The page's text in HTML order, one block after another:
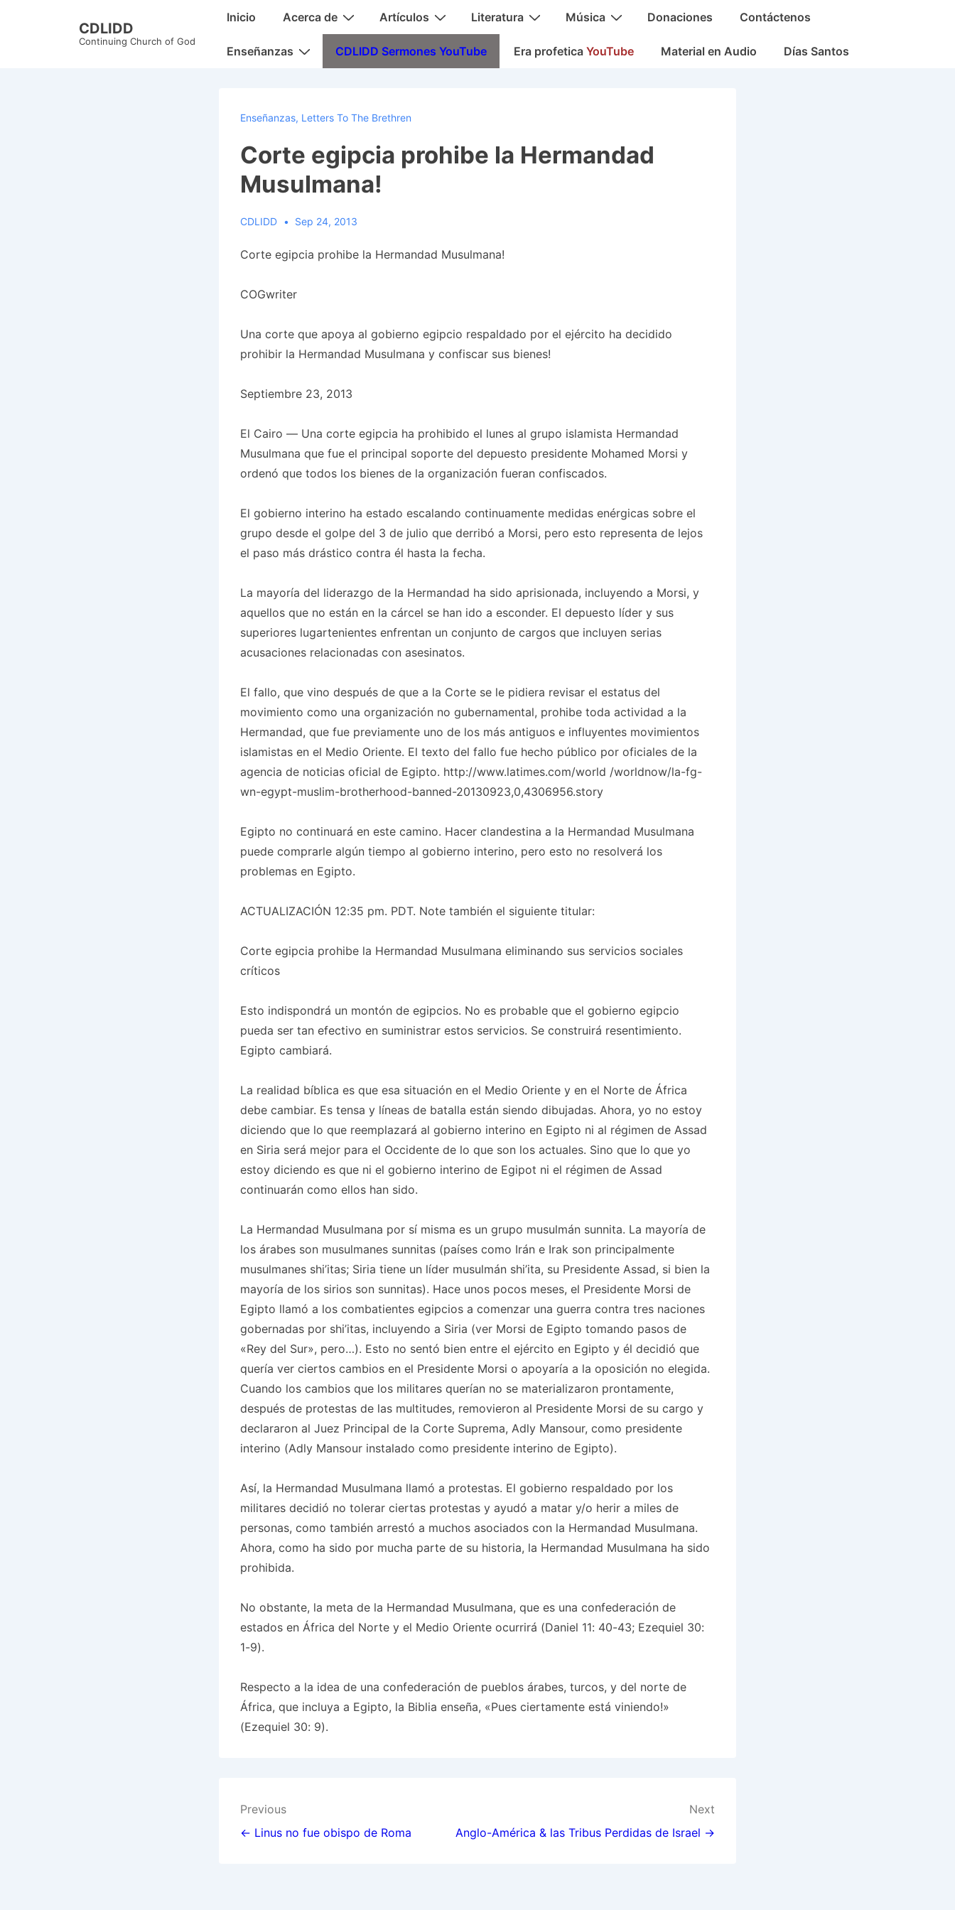
CDLIDD
Continuing Church of God
MainInicio Acerca de Artículos Literatura Música Donaciones Contáctenos
Enseñanzas CDLIDD Sermones YouTube Era profetica YouTube Material en Audio Días Santos
Enseñanzas, Letters To The Brethren
Corte egipcia prohibe la Hermandad
Musulmana!
CDLIDD Sep 24, 2013
Corte egipcia prohibe la Hermandad Musulmana!
COGwriter
Una corte que apoya al gobierno egipcio respaldado por el ejército ha decidido
prohibir la Hermandad Musulmana y confiscar sus bienes!
Septiembre 23, 2013
El Cairo — Una corte egipcia ha prohibido el lunes al grupo islamista Hermandad
Musulmana que fue el principal soporte del depuesto presidente Mohamed Morsi y
ordenó que todos los bienes de la organización fueran confiscados.
El gobierno interino ha estado escalando continuamente medidas enérgicas sobre el
grupo desde el golpe del 3 de julio que derribó a Morsi, pero esto representa de lejos
el paso más drástico contra él hasta la fecha.
La mayoría del liderazgo de la Hermandad ha sido aprisionada, incluyendo a Morsi, y
aquellos que no están en la cárcel se han ido a esconder. El depuesto líder y sus
superiores lugartenientes enfrentan un conjunto de cargos que incluyen serias
acusaciones relacionadas con asesinatos.
El fallo, que vino después de que a la Corte se le pidiera revisar el estatus del
movimiento como una organización no gubernamental, prohibe toda actividad a la
Hermandad, que fue previamente uno de los más antiguos e influyentes movimientos
islamistas en el Medio Oriente. El texto del fallo fue hecho público por oficiales de la
agencia de noticias oficial de Egipto. http://www.latimes.com/world /worldnow/la-fg-
wn-egypt-muslim-brotherhood-banned-20130923,0,4306956.story
Egipto no continuará en este camino. Hacer clandestina a la Hermandad Musulmana
puede comprarle algún tiempo al gobierno interino, pero esto no resolverá los
problemas en Egipto.
ACTUALIZACIÓN 12:35 pm. PDT. Note también el siguiente titular:
Corte egipcia prohibe la Hermandad Musulmana eliminando sus servicios sociales
críticos
Esto indispondrá un montón de egipcios. No es probable que el gobierno egipcio
pueda ser tan efectivo en suministrar estos servicios. Se construirá resentimiento.
Egipto cambiará.
La realidad bíblica es que esa situación en el Medio Oriente y en el Norte de África
debe cambiar. Es tensa y líneas de batalla están siendo dibujadas. Ahora, yo no estoy
diciendo que lo que reemplazará al gobierno interino en Egipto ni al régimen de Assad
en Siria será mejor para el Occidente de lo que son los actuales. Sino que lo que yo
estoy diciendo es que ni el gobierno interino de Egipot ni el régimen de Assad
continuarán como ellos han sido.
La Hermandad Musulmana por sí misma es un grupo musulmán sunnita. La mayoría de
los árabes son musulmanes sunnitas (países como Irán e Irak son principalmente
musulmanes shi’itas; Siria tiene un líder musulmán shi’ita, su Presidente Assad, si bien la
mayoría de los sirios son sunnitas). Hace unos pocos meses, el Presidente Morsi de
Egipto llamó a los combatientes egipcios a comenzar una guerra contra tres naciones
gobernadas por shi’itas, incluyendo a Siria (ver Morsi de Egipto tomando pasos de
«Rey del Sur», pero…). Esto no sentó bien entre el ejército en Egipto y él decidió que
quería ver ciertos cambios en el Presidente Morsi o apoyaría a la oposición no elegida.
Cuando los cambios que los militares querían no se materializaron prontamente,
después de protestas de las multitudes, removieron al Presidente Morsi de su cargo y
declararon al Juez Principal de la Corte Suprema, Adly Mansour, como presidente
interino (Adly Mansour instalado como presidente interino de Egipto).
Así, la Hermandad Musulmana llamó a protestas. El gobierno respaldado por los
militares decidió no tolerar ciertas protestas y ayudó a matar y/o herir a miles de
personas, como también arrestó a muchos asociados con la Hermandad Musulmana.
Ahora, como ha sido por mucha parte de su historia, la Hermandad Musulmana ha sido
prohibida.
No obstante, la meta de la Hermandad Musulmana, que es una confederación de
estados en África del Norte y el Medio Oriente ocurrirá (Daniel 11: 40-43; Ezequiel 30:
1-9).
Respecto a la idea de una confederación de pueblos árabes, turcos, y del norte de
África, que incluya a Egipto, la Biblia enseña, «Pues ciertamente está viniendo!»
(Ezequiel 30: 9).
Post
navigation
Previous
← Linus no fue obispo de Roma
Next
Anglo-América & las Tribus Perdidas de Israel →